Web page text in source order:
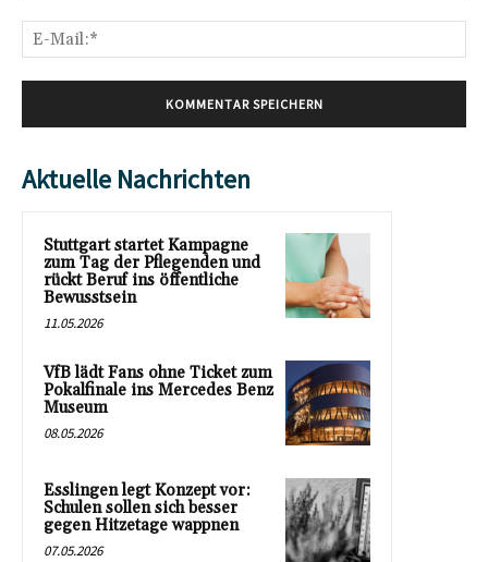
Aktuelle Nachrichten
Stuttgart startet Kampagne
zum Tag der Pflegenden und
rückt Beruf ins öffentliche
Bewusstsein
11.05.2026
VfB lädt Fans ohne Ticket zum
Pokalfinale ins Mercedes Benz
Museum
08.05.2026
Esslingen legt Konzept vor:
Schulen sollen sich besser
gegen Hitzetage wappnen
07.05.2026